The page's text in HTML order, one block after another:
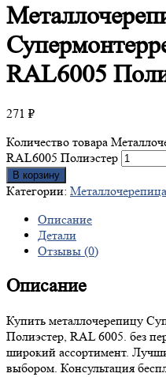
RAL6005
271 ₽
Количество товара
RAL6005 Полиэстер
В корзину
Категории: Металлочерепица
Описание
Детали
Отзывы (0)
Описание
Купить металлочерепицу
Полиэстер, RAL 6005. без
широкий ассортимент.
выбором. Консультация